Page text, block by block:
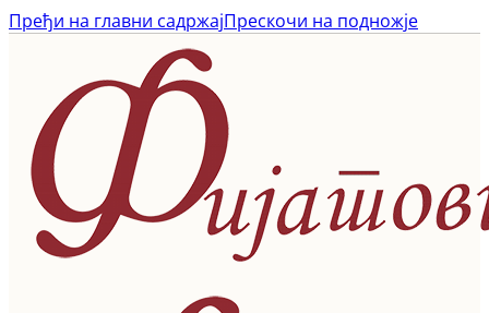
Пређи на главни садржајПрескочи на подножје